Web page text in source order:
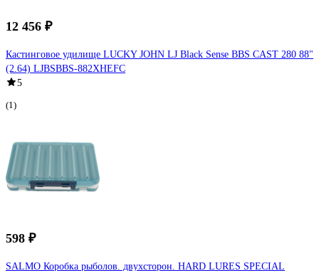
12 456 ₽
Кастинговое удилище LUCKY JOHN LJ Black Sense BBS CAST 280 88"
(2.64) LJBSBBS-882XHEFC
5
(1)
598 ₽
SALMO Коробка рыболов. двухсторон. HARD LURES SPECIAL